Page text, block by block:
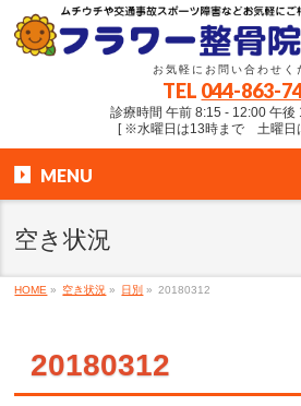
お気軽にお問い合わせく
TEL 044-863-
診療時間 午前 8:15 - 12:00 午後
[ ※水曜日は13時まで 土曜日
MENU
空き状況
HOME » 空き状況 » 日別 » 20180312
20180312